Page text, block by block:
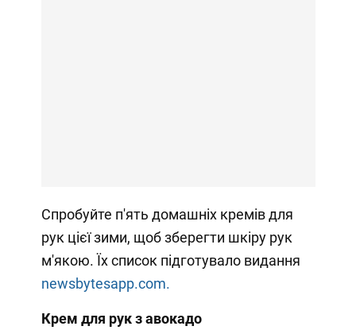
Спробуйте п'ять домашніх кремів для
рук цієї зими, щоб зберегти шкіру рук
м'якою. Їх список підготувало видання
newsbytesapp.com.
Крем для рук з авокадо